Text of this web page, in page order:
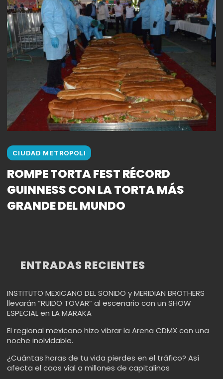
CIUDAD METROPOLI
ROMPE TORTA FEST RÉCORD
GUINNESS CON LA TORTA MÁS
GRANDE DEL MUNDO
ENTRADAS RECIENTES
INSTITUTO MEXICANO DEL SONIDO y MERIDIAN BROTHERS
llevarán “RUIDO TOVAR” al escenario con un SHOW
ESPECIAL en LA MARAKA
El regional mexicano hizo vibrar la Arena CDMX con una
noche inolvidable.
¿Cuántas horas de tu vida pierdes en el tráfico? Así
afecta el caos vial a millones de capitalinos